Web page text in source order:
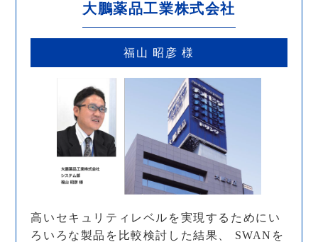
大鵬薬品工業株式会社
福山 昭彦 様
高いセキュリティレベルを実現するためにい
ろいろな製品を比較検討した結果、 SWANを